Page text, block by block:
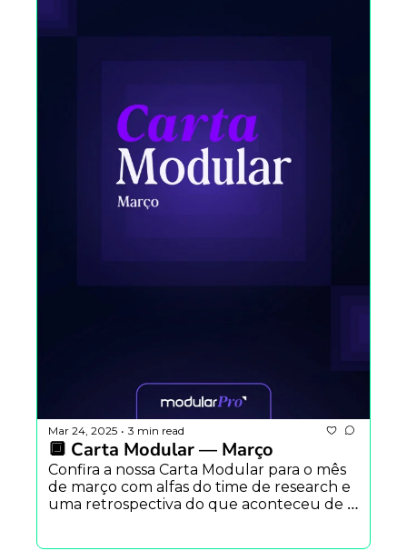
Mar 24, 2025 • 3 min read
🔲 Carta Modular — Março
Confira a nossa Carta Modular para o mês
de março com alfas do time de research e
uma retrospectiva do que aconteceu de